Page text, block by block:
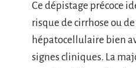
Ce dépistage précoce
risque de cirrhose ou
hépatocellulaire bien
signes cliniques. La